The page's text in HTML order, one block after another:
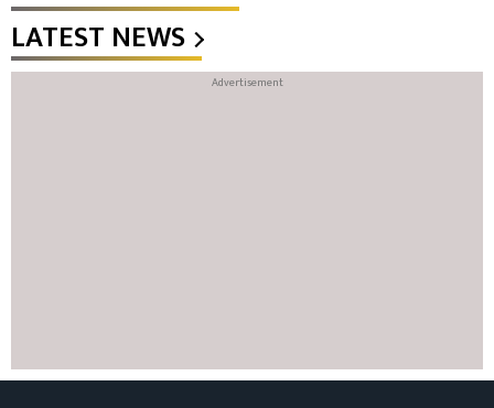
LATEST NEWS